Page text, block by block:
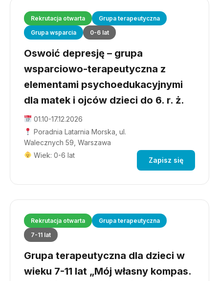
Rekrutacja otwarta
Grupa terapeutyczna
Grupa wsparcia
0-6 lat
Oswoić depresję – grupa
wsparciowo-terapeutyczna z
elementami psychoedukacyjnymi
dla matek i ojców dzieci do 6. r. ż.
01.10-17.12.2026
Poradnia Latarnia Morska, ul.
Walecznych 59, Warszawa
Wiek: 0-6 lat
Zapisz się
Rekrutacja otwarta
Grupa terapeutyczna
7-11 lat
Grupa terapeutyczna dla dzieci w
wieku 7-11 lat „Mój własny kompas.